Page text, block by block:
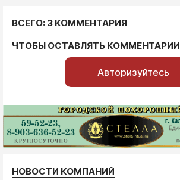
ВСЕГО: 3 КОММЕНТАРИЯ
ЧТОБЫ ОСТАВЛЯТЬ КОММЕНТАРИИ
Авторизуйтесь
НОВОСТИ КОМПАНИЙ